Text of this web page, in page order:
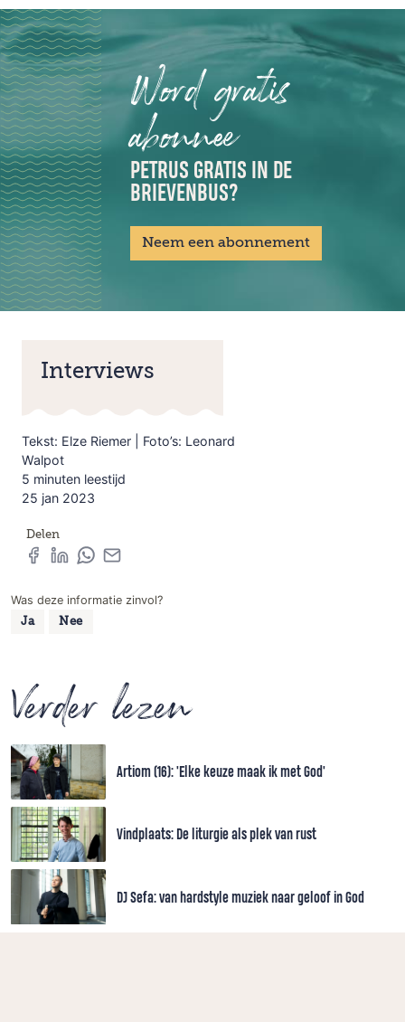
Word gratis
abonnee
PETRUS GRATIS IN DE
BRIEVENBUS?
Neem een abonnement
Interviews
Tekst: Elze Riemer | Foto’s: Leonard
Walpot
5 minuten leestijd
25 jan 2023
Delen
Was deze informatie zinvol?
Ja Nee
Verder lezen
Artiom (16): 'Elke keuze maak ik met God'
Vindplaats: De liturgie als plek van rust
DJ Sefa: van hardstyle muziek naar geloof in God